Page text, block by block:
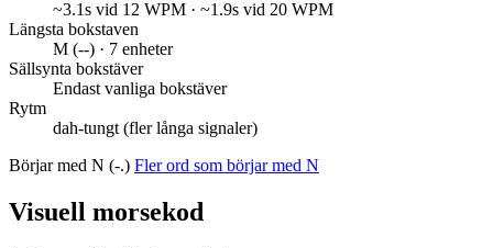
~3.1s vid 12 WPM · ~1.9s vid 20 WPM
Längsta bokstaven
M (--) · 7 enheter
Sällsynta bokstäver
Endast vanliga bokstäver
Rytm
dah-tungt (fler långa signaler)
Börjar med N (-.) Fler ord som börjar med N
Visuell morsekod